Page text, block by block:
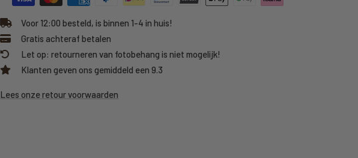
Voor 12:00 besteld, is binnen 1-4 in huis!
Gratis achteraf betalen
Let op: retourneren van fotobehang is niet mogelijk!
Klanten geven ons gemiddeld een 9.3
Lees onze retour voorwaarden